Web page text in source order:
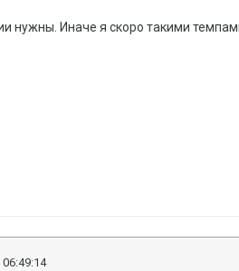
нужны. Иначе я скоро такими